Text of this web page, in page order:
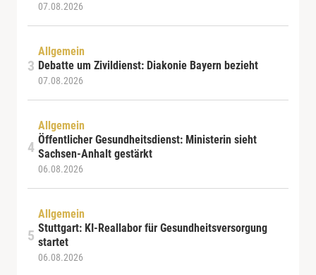
07.08.2026
Allgemein
Debatte um Zivildienst: Diakonie Bayern bezieht
07.08.2026
Allgemein
Öffentlicher Gesundheitsdienst: Ministerin sieht
Sachsen-Anhalt gestärkt
06.08.2026
Allgemein
Stuttgart: KI-Reallabor für Gesundheitsversorgung
startet
06.08.2026